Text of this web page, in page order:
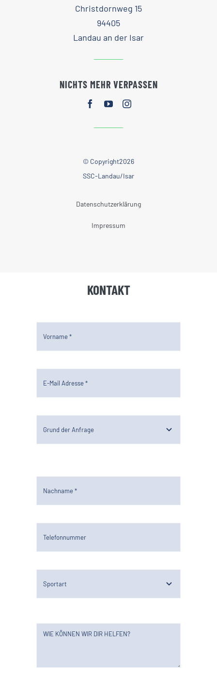
Christdornweg 15
94405
Landau an der Isar
NICHTS MEHR VERPASSEN
© Copyright2026
SSC-Landau/Isar
Datenschutzerklärung
Impressum
KONTAKT